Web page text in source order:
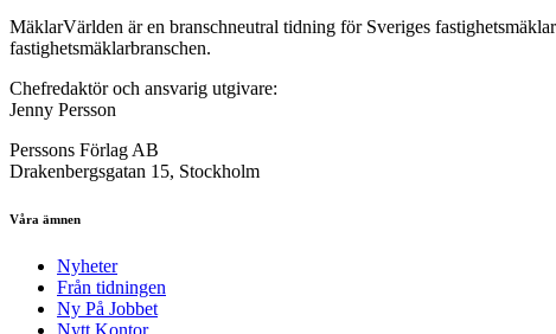
MäklarVärlden är en branschneutral tidning för Sveriges
fastighetsmäklarbranschen.
Chefredaktör och ansvarig utgivare:
Jenny Persson
Perssons Förlag AB
Drakenbergsgatan 15, Stockholm
Våra ämnen
Nyheter
Från tidningen
Ny På Jobbet
Nytt Kontor